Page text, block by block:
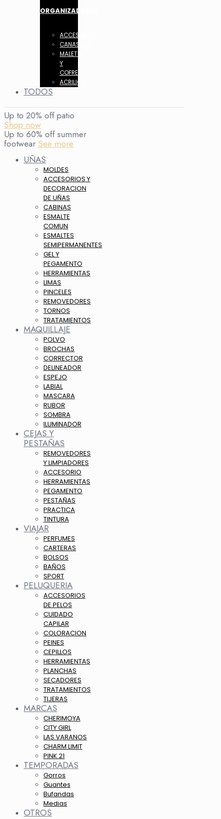
ORGANIZADORES
ACCESORIOS
CANASTOS
MALETIN
Y
COFRES
ACRILICO
TODOS
Up to 20% off patio
Shop now
Up to 60% off summer
footwear See more
UÑAS
MOLDES
ACCESORIOS Y
DECORACION
DE UÑAS
CABINAS
ESMALTE
COMUN
ESMALTES
SEMIPERMANENTES
GEL Y
PEGAMENTO
HERRAMIENTAS
LIMAS
PINCELES
REMOVEDORES
TORNOS
TRATAMIENTOS
MAQUILLAJE
POLVO
BROCHAS
CORRECTOR
DELINEADOR
ESPEJO
LABIAL
MASCARA
RUBOR
SOMBRA
ILUMINADOR
CEJAS Y
PESTAÑAS
REMOVEDORES
Y LIMPIADORES
ACCESORIO
HERRAMIENTAS
PEGAMENTO
PESTAÑAS
PRACTICA
TINTURA
VIAJAR
PERFUMES
CARTERAS
BOLSOS
BAÑOS
SPORT
PELUQUERIA
ACCESORIOS
DE PELOS
CUIDADO
CAPILAR
COLORACION
PEINES
CEPILLOS
HERRAMIENTAS
PLANCHAS
SECADORES
TRATAMIENTOS
TIJERAS
MARCAS
CHERIMOYA
CITY GIRL
LAS VARANOS
CHARM LIMIT
PINK 21
TEMPORADAS
Gorros
Guantes
Bufandas
Medias
OTROS